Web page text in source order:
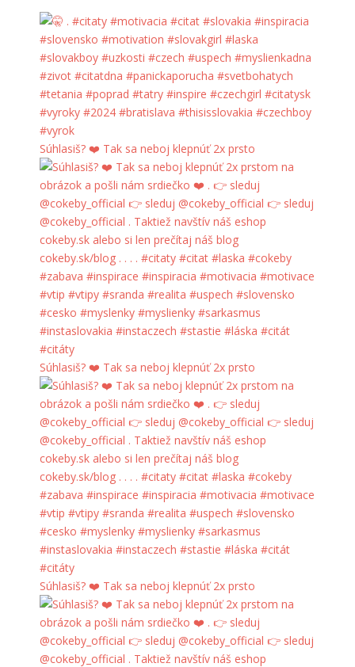
Súhlasiš? ❤️ Tak sa neboj klepnúť 2x prsto
Súhlasiš? ❤️ Tak sa neboj klepnúť 2x prsto
Súhlasiš? ❤️ Tak sa neboj klepnúť 2x prsto